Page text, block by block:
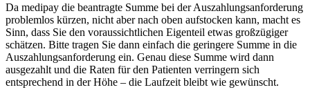
Da medipay die beantragte Summe bei der Auszahlungsanforderung
problemlos kürzen, nicht aber nach oben aufstocken kann, macht es
Sinn, dass Sie den voraussichtlichen Eigenteil etwas großzügiger
schätzen. Bitte tragen Sie dann einfach die geringere Summe in die
Auszahlungsanforderung ein. Genau diese Summe wird dann
ausgezahlt und die Raten für den Patienten verringern sich
entsprechend in der Höhe – die Laufzeit bleibt wie gewünscht.